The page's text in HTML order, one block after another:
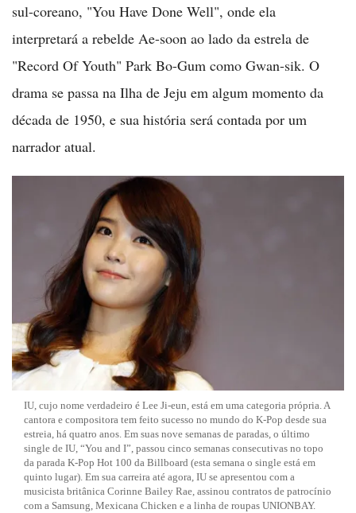
sul-coreano, "You Have Done Well", onde ela
interpretará a rebelde Ae-soon ao lado da estrela de
"Record Of Youth" Park Bo-Gum como Gwan-sik. O
drama se passa na Ilha de Jeju em algum momento da
década de 1950, e sua história será contada por um
narrador atual.
IU, cujo nome verdadeiro é Lee Ji-eun, está em uma categoria própria. A
cantora e compositora tem feito sucesso no mundo do K-Pop desde sua
estreia, há quatro anos. Em suas nove semanas de paradas, o último
single de IU, “You and I”, passou cinco semanas consecutivas no topo
da parada K-Pop Hot 100 da Billboard (esta semana o single está em
quinto lugar). Em sua carreira até agora, IU se apresentou com a
musicista britânica Corinne Bailey Rae, assinou contratos de patrocínio
com a Samsung, Mexicana Chicken e a linha de roupas UNIONBAY.